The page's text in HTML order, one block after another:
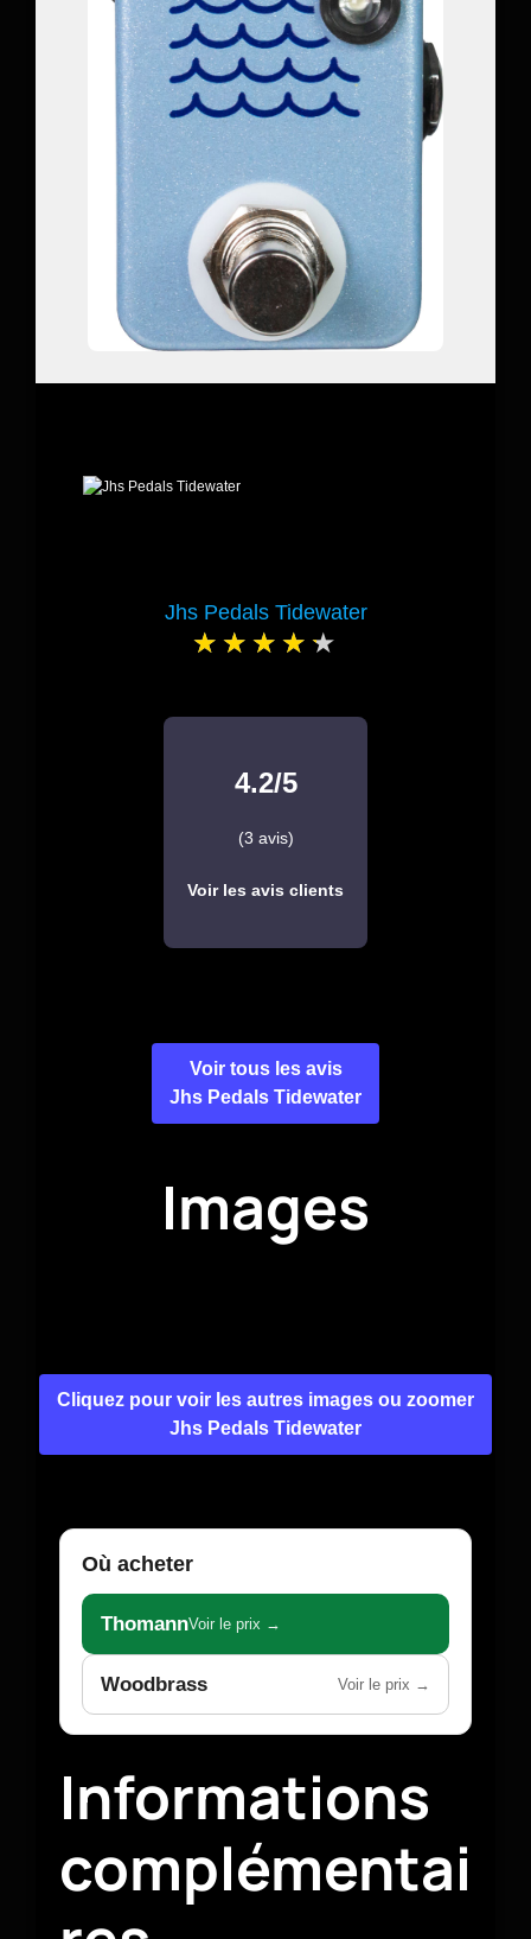
Jhs Pedals Tidewater
4.2/5
(3 avis)
Voir les avis clients
Voir tous les avis
Jhs Pedals Tidewater
Images
Cliquez pour voir les autres images ou zoomer
Jhs Pedals Tidewater
Où acheter
ThomannVoir le prix →
Woodbrass Voir le prix →
Informations
complémentai